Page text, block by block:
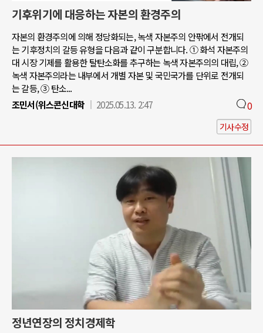
기후위기에 대응하는 자본의 환경주의
자본의 환경주의에 의해 정당화되는, 녹색 자본주의 안팎에서 전개되
는 기후정치의 갈등 유형을 다음과 같이 구분합니다. ① 화석 자본주의
대 시장 기제를 활용한 탈탄소화를 추구하는 녹색 자본주의의 대립, ②
녹색 자본주의라는 내부에서 개별 자본 및 국민국가를 단위로 전개되
는 갈등, ③ 탄소...
조민서(위스콘신대학
2025.05.13. 2:47 0
기사수정
정년연장의 정치경제학